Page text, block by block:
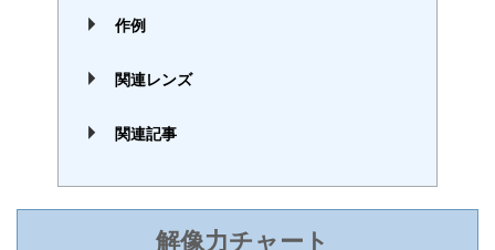
作例
関連レンズ
関連記事
解像力チャート